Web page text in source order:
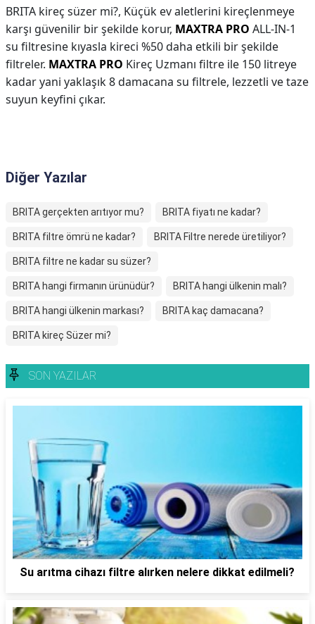
BRITA kireç süzer mi?, Küçük ev aletlerini kireçlenmeye
karşı güvenilir bir şekilde korur, MAXTRA PRO ALL-IN-1
su filtresine kıyasla kireci %50 daha etkili bir şekilde
filtreler. MAXTRA PRO Kireç Uzmanı filtre ile 150 litreye
kadar yani yaklaşık 8 damacana su filtrele, lezzetli ve taze
suyun keyfini çıkar.
Diğer Yazılar
BRITA gerçekten arıtıyor mu? BRITA fiyatı ne kadar?
BRITA filtre ömrü ne kadar? BRITA Filtre nerede üretiliyor?
BRITA filtre ne kadar su süzer?
BRITA hangi firmanın ürünüdür? BRITA hangi ülkenin malı?
BRITA hangi ülkenin markası? BRITA kaç damacana?
BRITA kireç Süzer mi?
SON YAZILAR
Su arıtma cihazı filtre alırken nelere dikkat edilmeli?